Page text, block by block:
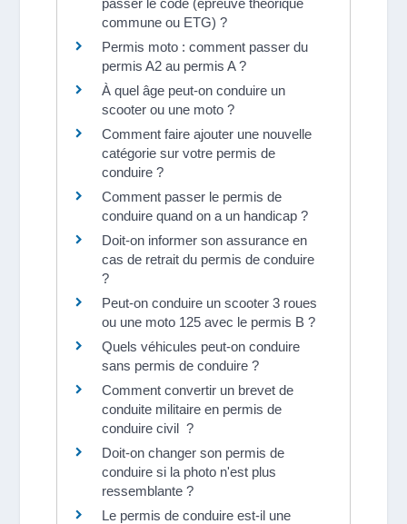
passer le code (épreuve théorique
commune ou ETG) ?
Permis moto : comment passer du
permis A2 au permis A ?
À quel âge peut-on conduire un
scooter ou une moto ?
Comment faire ajouter une nouvelle
catégorie sur votre permis de
conduire ?
Comment passer le permis de
conduire quand on a un handicap ?
Doit-on informer son assurance en
cas de retrait du permis de conduire
?
Peut-on conduire un scooter 3 roues
ou une moto 125 avec le permis B ?
Quels véhicules peut-on conduire
sans permis de conduire ?
Comment convertir un brevet de
conduite militaire en permis de
conduire civil ?
Doit-on changer son permis de
conduire si la photo n'est plus
ressemblante ?
Le permis de conduire est-il une